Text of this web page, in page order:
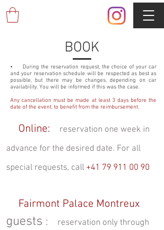
BOOK
• During the reservation request, the choice of your car
and your reservation schedule will be respected as best as
possible, but there may be changes, depending on car
availability. You will be informed if this was the case.
Any cancellation must be made at least 3 days before the
date of the event, to benefit from the reimbursement.
Online:
reservation one week in
advance for the desired date. For all
special requests, call +41 79 911 00 90
Fairmont Palace Montreux
guests :
reservation only through